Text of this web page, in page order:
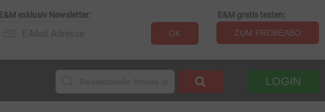
E&M exklusiv Newsletter:
OK
E&M gratis testen:
ZUM PROBEABO
LOGIN